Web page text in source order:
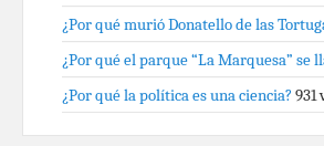
¿Por qué murió Donatello de las
¿Por qué el parque “La Marquesa” se
¿Por qué la política es una ciencia? 931